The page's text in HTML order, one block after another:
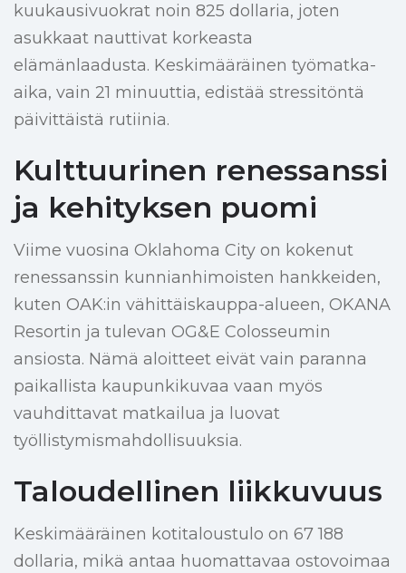
kuukausivuokrat noin 825 dollaria, joten
asukkaat nauttivat korkeasta
elämänlaadusta. Keskimääräinen työmatka-
aika, vain 21 minuuttia, edistää stressitöntä
päivittäistä rutiinia.
Kulttuurinen renessanssi
ja kehityksen puomi
Viime vuosina Oklahoma City on kokenut
renessanssin kunnianhimoisten hankkeiden,
kuten OAK:in vähittäiskauppa-alueen, OKANA
Resortin ja tulevan OG&E Colosseumin
ansiosta. Nämä aloitteet eivät vain paranna
paikallista kaupunkikuvaa vaan myös
vauhdittavat matkailua ja luovat
työllistymismahdollisuuksia.
Taloudellinen liikkuvuus
Keskimääräinen kotitaloustulo on 67 188
dollaria, mikä antaa huomattavaa ostovoimaa